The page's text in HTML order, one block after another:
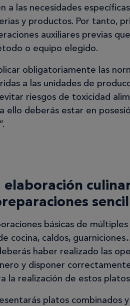
a las necesidades
y productos. Por tanto,
auxiliares previas
o equipo elegido.
obligatoriamente las
a las unidades de
riesgos de toxicidad
ello deberás estar en
”.
elaboración
básicas de
cocina, caldos,
haber realizado las
y disponer
la realización de estos
platos combinados